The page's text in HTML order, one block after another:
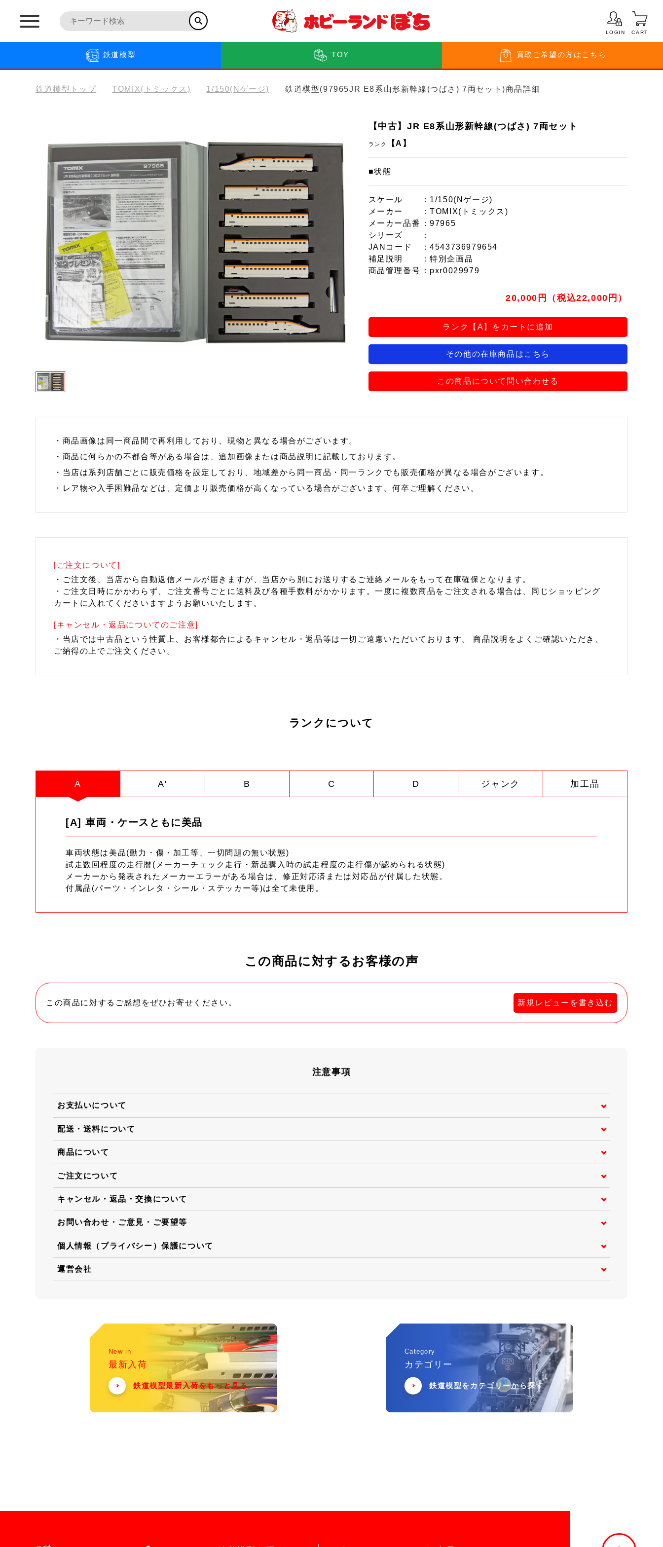
LOGIN CART
鉄道模型 TOY 買取 ご希望の方はこちら
鉄道模型トップ TOMIX(トミックス) 1/150(Nゲージ) 鉄道模型(97965JR E8系山形新幹線(つばさ) 7両セット)商品詳細
【中古】JR E8系山形新幹線(つばさ) 7両セット
ランク 【A】
■状態
スケール
：1/150(Nゲージ)
メーカー
：TOMIX(トミックス)
メーカー品番
：97965
シリーズ
：
JANコード
：4543736979654
補足説明
：特別企画品
商品管理番号 ：pxr0029979
20,000円（税込22,000円）
ランク【A】をカートに追加
その他の在庫商品はこちら
この商品について問い合わせる
・商品画像は同一商品間で再利用しており、現物と異なる場合がございます。
・商品に何らかの不都合等がある場合は、追加画像または商品説明に記載しております。
・当店は系列店舗ごとに販売価格を設定しており、地域差から同一商品・同一ランクでも販売価格が異なる場合がございます。
・レア物や入手困難品などは、定価より販売価格が高くなっている場合がございます。何卒ご理解ください。
[ご注文について]
・ご注文後、当店から自動返信メールが届きますが、当店から別にお送りするご連絡メールをもって在庫確保となります。
・ご注文日時にかかわらず、ご注文番号ごとに送料及び各種手数料がかかります。一度に複数商品をご注文される場合は、同じショッピング
カートに入れてくださいますようお願いいたします。
[キャンセル・返品についてのご注意]
・当店では中古品という性質上、お客様都合によるキャンセル・返品等は一切ご遠慮いただいております。 商品説明をよくご確認いただき、
ご納得の上でご注文ください。
ランクについて
A A' B C D ジャンク 加工品
[A] 車両・ケースともに美品
車両状態は美品(動力・傷・加工等、一切問題の無い状態)
試走数回程度の走行暦(メーカーチェック走行・新品購入時の試走程度の走行傷が認められる状態)
メーカーから発表されたメーカーエラーがある場合は、修正対応済または対応品が付属した状態。
付属品(パーツ・インレタ・シール・ステッカー等)は全て未使用。
この商品に対するお客様の声
この商品に対するご感想をぜひお寄せください。 新規レビューを書き込む
注意事項
お支払いについて
配送・送料について
商品について
ご注文について
キャンセル・返品・交換について
お問い合わせ・ご意見・ご要望等
個人情報（プライバシー）保護について
運営会社
New in
最新入荷
鉄道模型最新入荷をもっと見る
Category
カテゴリー
鉄道模型をカテゴリーから探す